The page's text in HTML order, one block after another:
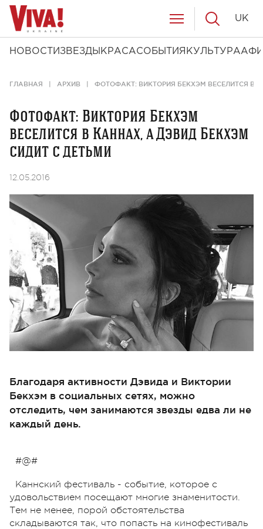
НОВОСТИ ЗВЕЗДЫ КРАСАСОБЫТИЯ КУЛЬТУРА
UK
ГЛАВНАЯ АРХИВ ФОТОФАКТ: ВИКТОРИЯ БЕКХЭМ ВЕСЕЛИТСЯ В
Фотофакт: Виктория Бекхэм
веселится в Каннах, а Дэвид Бекхэм
сидит с детьми
12.05.2016
Благодаря активности Дэвида и Виктории
Бекхэм в социальных сетях, можно
отследить, чем занимаются звезды едва ли не
каждый день.
#@#
Каннский фестиваль - событие, которое с
удовольствием посещают многие знаменитости.
Тем не менее, порой обстоятельства
складываются так, что попасть на кинофестиваль